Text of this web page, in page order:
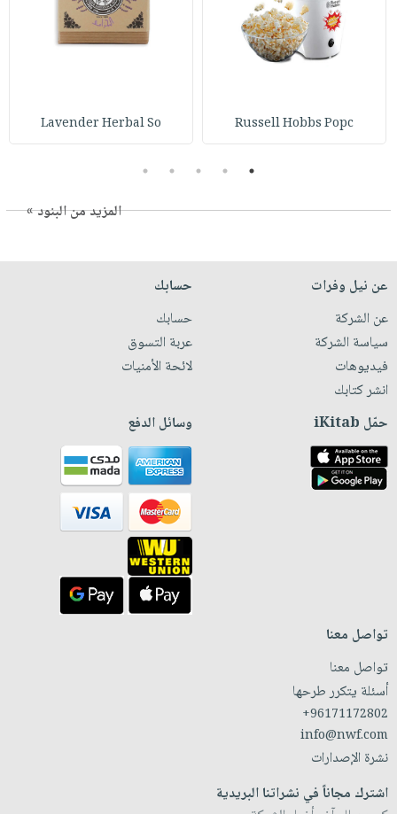
Russell Hobbs Popc
Lavender Herbal So
1
2
3
4
5
المزيد من البنود »
عن نيل وفرات
عن الشركة
سياسة الشركة
فيديوهات
انشر كتابك
حسابك
حسابك
عربة التسوق
لائحة الأمنيات
حمّل iKitab وسائل الدفع
تواصل معنا
تواصل معنا
أسئلة يتكرر طرحها
+96171172802
info@nwf.com
نشرة الإصدارات
اشترك مجاناً في نشراتنا البريدية